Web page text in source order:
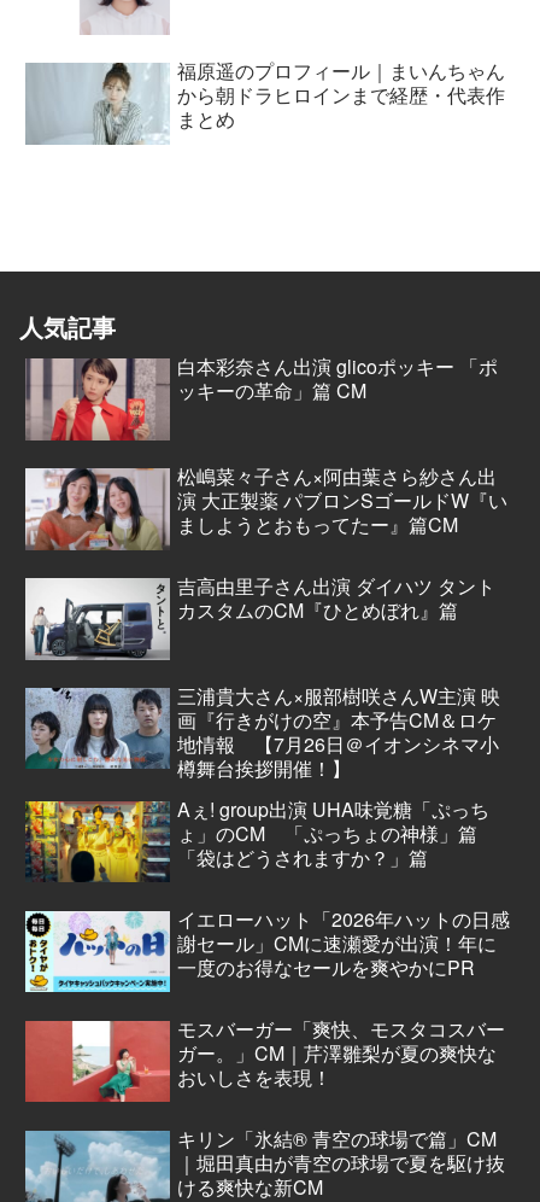
福原遥のプロフィール｜まいんちゃん
から朝ドラヒロインまで経歴・代表作
まとめ
人気記事
白本彩奈さん出演 glicoポッキー 「ポ
ッキーの革命」篇 CM
松嶋菜々子さん×阿由葉さら紗さん出
演 大正製薬 パブロンSゴールドW『い
ましようとおもってたー』篇CM
吉高由里子さん出演 ダイハツ タント
カスタムのCM『ひとめぼれ』篇
三浦貴大さん×服部樹咲さんW主演 映
画『行きがけの空』本予告CM＆ロケ
地情報 【7月26日＠イオンシネマ小
樽舞台挨拶開催！】
Aぇ! group出演 UHA味覚糖「ぷっち
ょ」のCM 「ぷっちょの神様」篇
「袋はどうされますか？」篇
イエローハット「2026年ハットの日感
謝セール」CMに速瀬愛が出演！年に
一度のお得なセールを爽やかにPR
モスバーガー「爽快、モスタコスバー
ガー。」CM｜芹澤雛梨が夏の爽快な
おいしさを表現！
キリン「氷結® 青空の球場で篇」CM
｜堀田真由が青空の球場で夏を駆け抜
ける爽快な新CM